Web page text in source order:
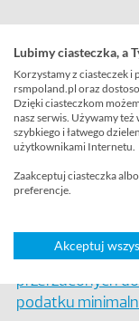
zakładu
ramach
Oprócz wyżej
zakładu
powstania
podatku
powinna
nie wywołuje
przerzuconych
podatku
Lubimy ciasteczka, a
Korzystamy z ciasteczek
rsmpoland.pl oraz
Dzięki ciasteczkom
nasz serwis. Używamy
szybkiego i łatwego
użytkownikami Internetu.
Zaakceptuj ciasteczka
preferencje.
Akceptuj